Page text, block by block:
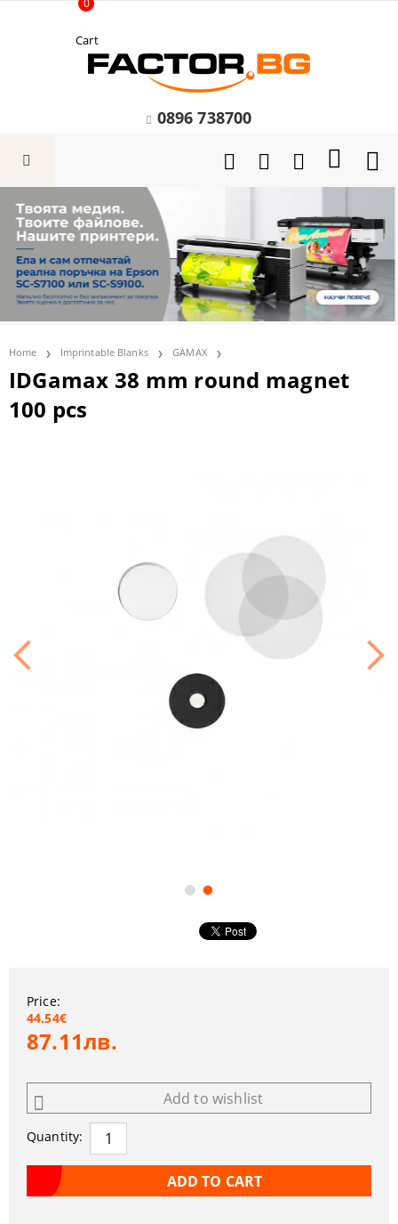
Cart
0
0896 738700
Home Imprintable Blanks GAMAX
IDGamax 38 mm round magnet
100 pcs
Price:
44.54€
87.11лв.
Add to wishlist
Quantity: